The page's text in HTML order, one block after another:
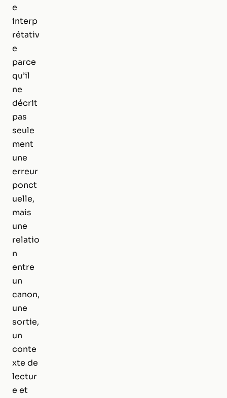
e
interp
rétativ
e
parce
qu’il
ne
décrit
pas
seule
ment
une
erreur
ponct
uelle,
mais
une
relatio
n
entre
un
canon,
une
sortie,
un
conte
xte de
lectur
e et